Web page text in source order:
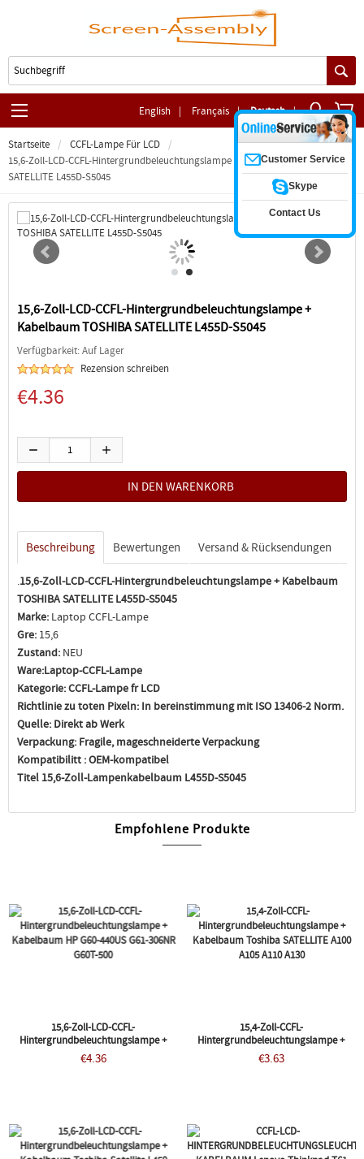
English | Français | Deutsch |
Startseite
CCFL-Lampe Für LCD
15,6-Zoll-LCD-CCFL-Hintergrundbeleuchtungslampe + Kabelbaum TOSHIBA
SATELLITE L455D-S5045
15,6-Zoll-LCD-CCFL-Hintergrundbeleuchtungslampe +
Kabelbaum TOSHIBA SATELLITE L455D-S5045
Verfügbarkeit: Auf Lager
Rezension schreiben
€4.36
Beschreibung Bewertungen Versand & Rücksendungen
.15,6-Zoll-LCD-CCFL-Hintergrundbeleuchtungslampe + Kabelbaum
TOSHIBA SATELLITE L455D-S5045
Marke: Laptop CCFL-Lampe
Gre: 15,6
Zustand: NEU
Ware:Laptop-CCFL-Lampe
Kategorie:CCFL-Lampe fr LCD
Richtlinie zu toten Pixeln: In bereinstimmung mit ISO 13406-2 Norm.
Quelle: Direkt ab Werk
Verpackung: Fragile, mageschneiderte Verpackung
Kompatibilitt :OEM-kompatibel
Titel 15,6-Zoll-Lampenkabelbaum L455D-S5045
Empfohlene Produkte
15,6-Zoll-LCD-CCFL-
Hintergrundbeleuchtungslampe +
Kabelbaum HP G60-440US G61-306NR
G60T-500
€4.36
15,4-Zoll-CCFL-
Hintergrundbeleuchtungslampe +
Kabelbaum Toshiba SATELLITE A100
A105 A110 A130
€3.63
Customer Service
Skype
Contact Us